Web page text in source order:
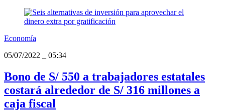
Economía
05/07/2022
05:34
Bono de S/ 550 a trabajadores estatales
costará alrededor de S/ 316 millones a
caja fiscal